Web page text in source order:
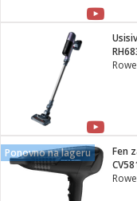
Ponovno na lageru